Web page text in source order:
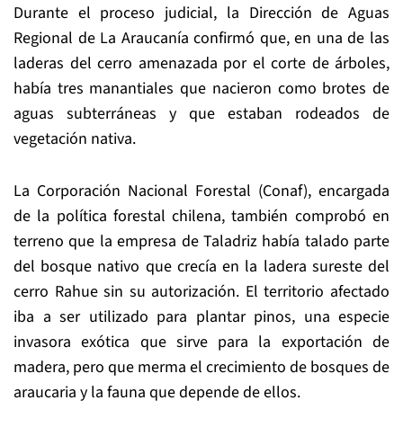
Durante el proceso judicial, la Dirección de Aguas
Regional de La Araucanía confirmó que, en una de las
laderas del cerro amenazada por el corte de árboles,
había tres manantiales que nacieron como brotes de
aguas subterráneas y que estaban rodeados de
vegetación nativa.
La Corporación Nacional Forestal (Conaf), encargada
de la política forestal chilena, también comprobó en
terreno que la empresa de Taladriz había talado parte
del bosque nativo que crecía en la ladera sureste del
cerro Rahue sin su autorización. El territorio afectado
iba a ser utilizado para plantar pinos, una especie
invasora exótica que sirve para la exportación de
madera, pero que merma el crecimiento de bosques de
araucaria y la fauna que depende de ellos.